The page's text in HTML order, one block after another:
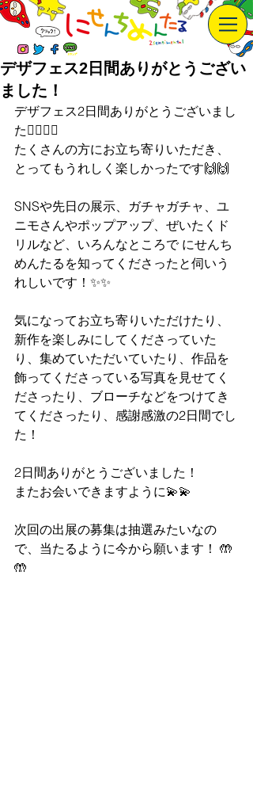
デザフェス2日間ありがとうござい
ました！
デザフェス2日間ありがとうございまし
た🙇‍♀️🙇‍♀️
たくさんの方にお立ち寄りいただき、
とってもうれしく楽しかったです🙌🙌
SNSや先日の展示、ガチャガチャ、ユ
ニモさんやポップアップ、ぜいたくド
リルなど、いろんなところで にせんち
めんたるを知ってくださったと伺いう
れしいです！✨✨
気になってお立ち寄りいただけたり、
新作を楽しみにしてくださっていた
り、集めていただいていたり、作品を
飾ってくださっている写真を見せてく
ださったり、ブローチなどをつけてき
てくださったり、感謝感激の2日間でし
た！
2日間ありがとうございました！
またお会いできますように💫💫
次回の出展の募集は抽選みたいなの
で、当たるように今から願います！ 🤲
🤲